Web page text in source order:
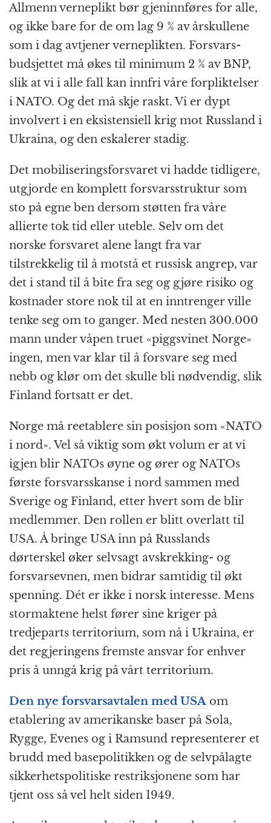
Allmenn verneplikt bør gjeninnføres for alle,
og ikke bare for de om lag 9 % av årskullene
som i dag avtjener verneplikten. Forsvars­
budsjettet må økes til minimum 2 % av BNP,
slik at vi i alle fall kan innfri våre forpliktelser
i NATO. Og det må skje raskt. Vi er dypt
involvert i en eksistensiell krig mot Russland i
Ukraina, og den eskalerer stadig.
Det mobiliserings­forsvaret vi hadde tidligere,
utgjorde en komplett forsvars­struktur som
sto på egne ben dersom støtten fra våre
allierte tok tid eller uteble. Selv om det
norske forsvaret alene langt fra var
tilstrekkelig til å motstå et russisk angrep, var
det i stand til å bite fra seg og gjøre risiko og
kostnader store nok til at en inntrenger ville
tenke seg om to ganger. Med nesten 300.000
mann under våpen truet «piggsvinet Norge»
ingen, men var klar til å forsvare seg med
nebb og klør om det skulle bli nødvendig, slik
Finland fortsatt er det.
Norge må reetablere sin posisjon som «NATO
i nord». Vel så viktig som økt volum er at vi
igjen blir NATOs øyne og ører og NATOs
første forsvars­skanse i nord sammen med
Sverige og Finland, etter hvert som de blir
medlemmer. Den rollen er blitt overlatt til
USA. Å bringe USA inn på Russlands
dørterskel øker selvsagt avskrekking- og
forsvars­evnen, men bidrar samtidig til økt
spenning. Dét er ikke i norsk interesse. Mens
stormaktene helst fører sine kriger på
tredjeparts territorium, som nå i Ukraina, er
det regjeringens fremste ansvar for enhver
pris å unngå krig på vårt territorium.
Den nye forsvars­avtalen med USA om
etablering av amerikanske baser på Sola,
Rygge, Evenes og i Ramsund representerer et
brudd med base­politikken og de selv­pålagte
sikkerhets­politiske restriksjonene som har
tjent oss så vel helt siden 1949.